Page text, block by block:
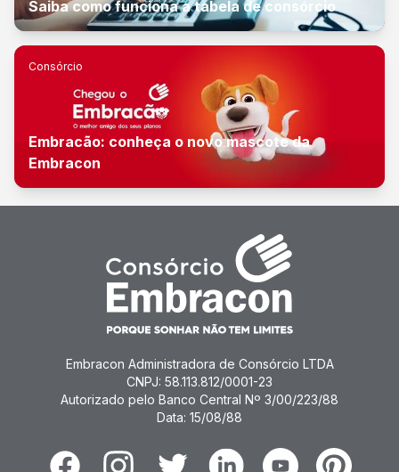
Saiba como funciona a tabela de consórcio
Consórcio
Embracão: conheça o novo mascote da
Embracon
Embracon Administradora de Consórcio LTDA
CNPJ: 58.113.812/0001-23
Autorizado pelo Banco Central Nº 3/00/223/88
Data: 15/08/88
FacebookInstagramTwitter LinkedinYoutubePinterest